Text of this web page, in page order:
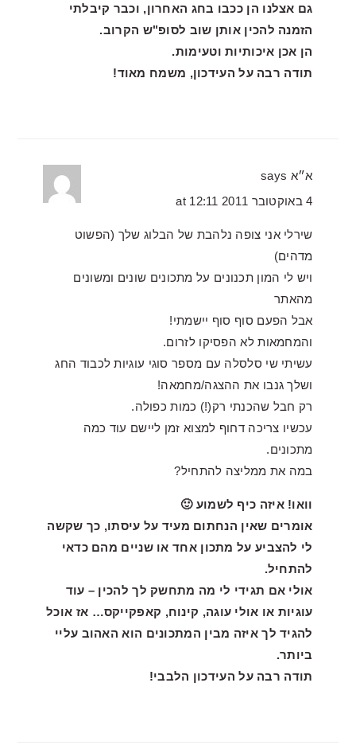
גם אצלנו הן ככבו בחג האחרון, וכבר קיבלתי
הזמנה להכין אותן שוב לסופ"ש הקרוב.
הן אכן איכותיות וטעימות.
תודה רבה על העידכון, משמח מאוד!
א״א says
4 באוקטובר 2011 at 12:11
שירלי אני צופה נלהבת של הבלוג שלך (הפשוט
מדהים)
ויש לי המון תכנונים על מתכונים שונים ומשונים
מהאתר
אבל הפעם סוף סוף יישמתי!
והמחמאות לא הפסיקו לזרום.
עשיתי שי סלסלה עם מספר סוגי עוגיות לכבוד החג
ושלך גנבו את ההצגה/מחמאה!
רק חבל שהכנתי רק(!) כמות כפולה.
עכשיו צריכה דחוף למצוא זמן ליישם עוד כמה
מתכונים.
במה את ממליצה להתחיל?
וואו! איזה כיף לשמוע 🙂
אומרים שאין הנחתום מעיד על עיסתו, כך שקשה
לי להצביע על מתכון אחד או שניים מהם כדאי
להתחיל.
אולי אם תגידי לי מה מתחשק לך להכין – עוד
עוגיות או אולי עוגה, קינוח, קאפקייקס… אז אוכל
להגיד לך איזה מבין המתכונים הוא האהוב עליי
ביותר.
תודה רבה על העידכון הלבבי!